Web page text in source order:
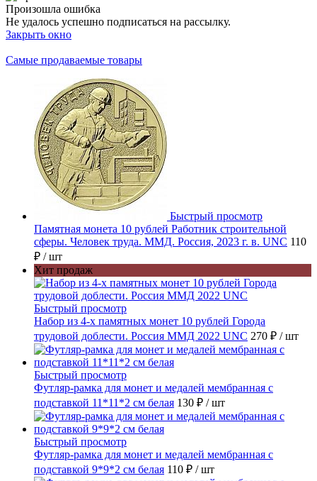
Произошла ошибка
Не удалось успешно подписаться на рассылку.
Закрыть окно
Самые продаваемые товары
Быстрый просмотр
Памятная монета 10 рублей Работник строительной
сферы. Человек труда. ММД. Россия, 2023 г. в. UNC 110
₽ / шт
Хит продаж
Быстрый просмотр
Набор из 4-х памятных монет 10 рублей Города
трудовой доблести. Россия ММД 2022 UNC 270 ₽ / шт
Быстрый просмотр
Футляр-рамка для монет и медалей мембранная с
подставкой 11*11*2 см белая 130 ₽ / шт
Быстрый просмотр
Футляр-рамка для монет и медалей мембранная с
подставкой 9*9*2 см белая 110 ₽ / шт